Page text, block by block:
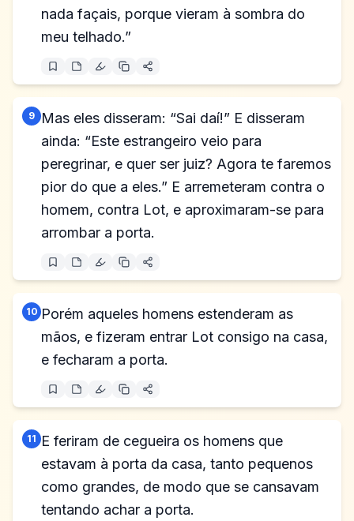
nada façais, porque vieram à sombra do
meu telhado.”
9
Mas eles disseram: “Sai daí!” E disseram
ainda: “Este estrangeiro veio para
peregrinar, e quer ser juiz? Agora te faremos
pior do que a eles.” E arremeteram contra o
homem, contra Lot, e aproximaram-se para
arrombar a porta.
10 Porém aqueles homens estenderam as
mãos, e fizeram entrar Lot consigo na casa,
e fecharam a porta.
11 E feriram de cegueira os homens que
estavam à porta da casa, tanto pequenos
como grandes, de modo que se cansavam
tentando achar a porta.